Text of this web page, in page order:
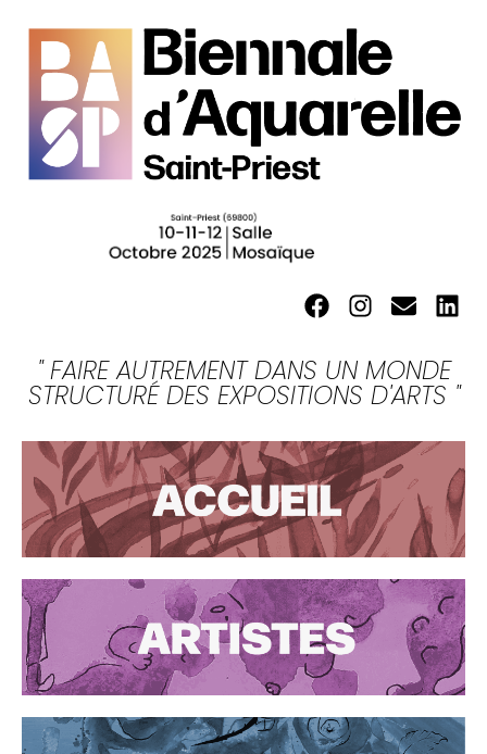
" FAIRE AUTREMENT DANS UN MONDE
STRUCTURÉ DES EXPOSITIONS D'ARTS "